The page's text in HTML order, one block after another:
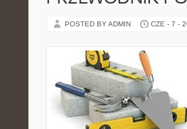
POSTED BY ADMIN CZE - 7 -